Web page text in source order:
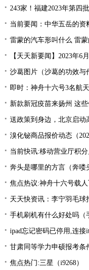
243家！福建2023年第四
当前要闻：中华五岳的资
雷蒙的汽车形叫什么 雷
【天天新要闻】2023年6
沙葛图片（沙葛的功效与
即时：神舟十六号3名航
新款新冠疫苗来扬州 这
送政策到身边，北京启动
溴化铋商品报价动态（
当前快讯:移动营业厅积
奔头是哪里的方言（奔喽
焦点热议:神舟十六号载
天天快资讯：李宁羽毛球
手机刷机有什么好处吗（
ipad忘记密码已停用,连接
甘肃同等学力申硕报考条
焦点热门:三星（i9268）